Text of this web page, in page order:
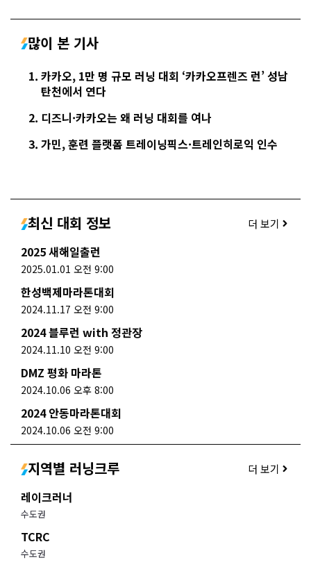
많이 본 기사
카카오, 1만 명 규모 러닝 대회 ‘카카오프렌즈 런’ 성남
탄천에서 연다
디즈니·카카오는 왜 러닝 대회를 여나
가민, 훈련 플랫폼 트레이닝픽스·트레인히로익 인수
최신 대회 정보 더 보기
2025 새해일출런
2025.01.01 오전 9:00
한성백제마라톤대회
2024.11.17 오전 9:00
2024 블루런 with 정관장
2024.11.10 오전 9:00
DMZ 평화 마라톤
2024.10.06 오후 8:00
2024 안동마라톤대회
2024.10.06 오전 9:00
지역별 러닝크루 더 보기
레이크러너
수도권
TCRC
수도권